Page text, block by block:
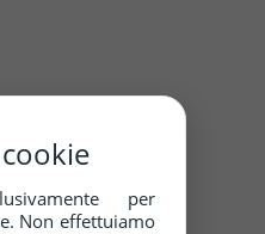
per
Non effettuiamo